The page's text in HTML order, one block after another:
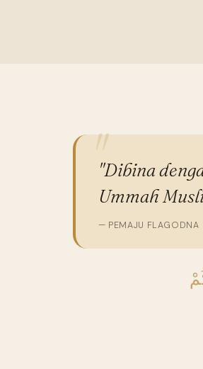
"Dibina
Ummah
— PEMAJU FLAGODNA